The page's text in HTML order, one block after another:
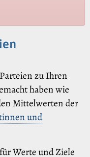
zu Ihren
haben wie
Mittelwerten der
und
Werte und Ziele